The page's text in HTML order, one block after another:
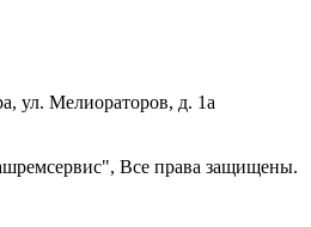
ул. Мелиораторов, д. 1а
Все права защищены.